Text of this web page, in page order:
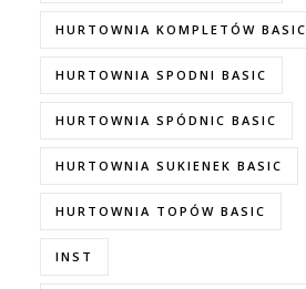
HURTOWNIA KOMPLETÓW BASIC
HURTOWNIA SPODNI BASIC
HURTOWNIA SPÓDNIC BASIC
HURTOWNIA SUKIENEK BASIC
HURTOWNIA TOPÓW BASIC
INST